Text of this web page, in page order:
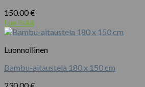
150.00€
Lue lisää
Luonnollinen
Bambu-aitaustela 180 x 150 cm